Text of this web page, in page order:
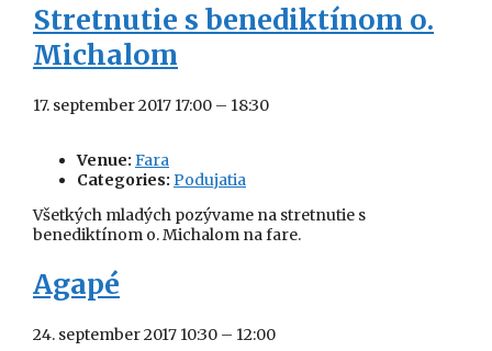
Stretnutie s benediktínom o.
Michalom
17. september 2017 17:00 – 18:30
Venue: Fara
Categories: Podujatia
Všetkých mladých pozývame na stretnutie s
benediktínom o. Michalom na fare.
Agapé
24. september 2017 10:30 – 12:00